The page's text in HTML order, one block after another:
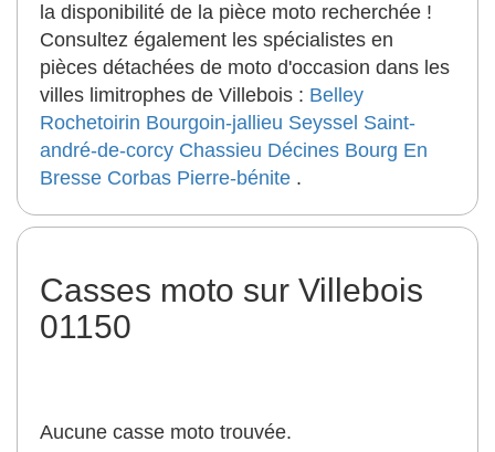
la disponibilité de la pièce moto recherchée !
Consultez également les spécialistes en
pièces détachées de moto d'occasion dans les
villes limitrophes de Villebois : Belley
Rochetoirin Bourgoin-jallieu Seyssel Saint-
andré-de-corcy Chassieu Décines Bourg En
Bresse Corbas Pierre-bénite .
Casses moto sur Villebois
01150
Aucune casse moto trouvée.